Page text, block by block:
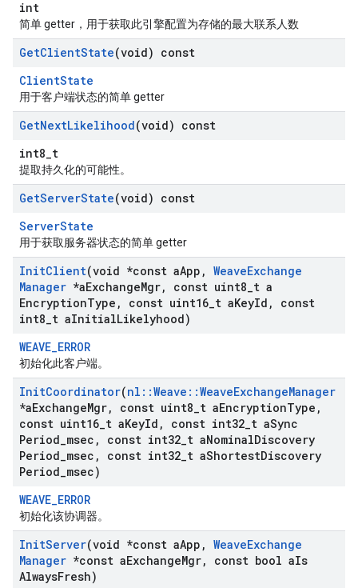
int
简单 getter，用于获取此引擎配置为存储的最大联系人数
GetClientState(void) const
ClientState
用于客户端状态的简单 getter
GetNextLikelihood(void) const
int8_t
提取持久化的可能性。
GetServerState(void) const
ServerState
用于获取服务器状态的简单 getter
InitClient(void *const aApp , WeaveExchange
Manager *aExchangeMgr, const uint8 t a
EncryptionType , const uint16 t aKeyId ,
const
int8 t aInitialLikelyhood)
WEAVE_ERROR
初始化此客户端。
InitCoordinator(nl ::Weave ::WeaveExchangeManager
*aExchangeMgr, const uint8 t aEncryptionType ,
const uint16 t aKeyId , const int32 t aSync
Period msec , const int32 t aNominalDiscovery
Period msec , const int32 t aShortestDiscovery
Period msec)
WEAVE_ERROR
初始化该协调器。
InitServer(void *const aApp , WeaveExchange
Manager *const aExchangeMgr, const bool aIs
AlwaysFresh)